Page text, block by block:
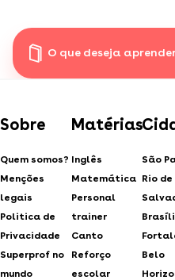
O que deseja
Sobre
Quem somos?
Menções
legais
Politica de
Privacidade
Superprof no
mundo
Matérias
Inglês
Matemática
Personal
trainer
Canto
Reforço
escolar
São
Rio
Belo